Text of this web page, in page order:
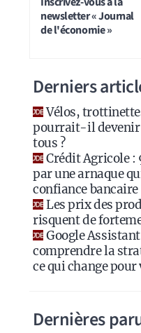
newsletter « Journal
de l'économie »
Derniers
Vélos,
pourrait-il
tous ?
Crédit Agricole :
par une arnaque
confiance bancaire
Les prix des
risquent de
Google
comprendre la
ce qui change pour
Dernières